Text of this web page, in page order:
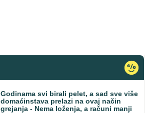
Godinama svi birali pelet, a sad sve više
domaćinstava prelazi na ovaj način
grejanja - Nema loženja, a računi manji